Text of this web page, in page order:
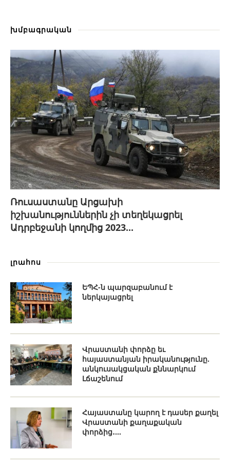
խմբագրական
Ռուսաստանը Արցախի
իշխանություններին չի տեղեկացրել
Ադրբեջանի կողմից 2023...
լրահոս
ԵՊՀ-ն պարզաբանում է
ներկայացրել
Վրաստանի փորձը եւ
հայաստանյան իրականությունը.
անկուսակցական քննարկում
Լճաշենում
Հայաստանը կարող է դասեր քաղել
Վրաստանի քաղաքական
փորձից․...